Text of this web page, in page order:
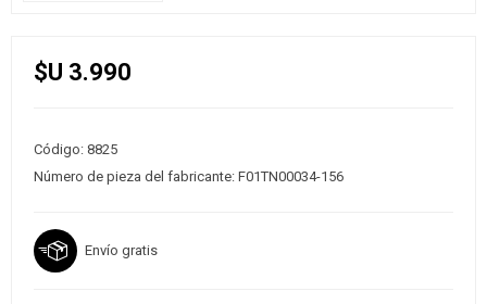
$U 3.990
Código: 8825
Número de pieza del fabricante: F01TN00034-156
Envío gratis